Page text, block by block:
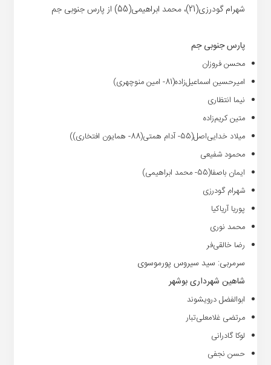
شهرام گودرزی(21)،
محمد ابراهیمی(55) از پارس جنوبی جم
پارس جنوبی جم
محسن فروزان
امیرحسین اسماعیل‌زاده(81- امین منوچهری)
نیما انتظاری
متین کریم‌زاده
میلاد خدایی‌اصل(55- آدام همتی(88- همایون افتخاری))
محمود شفیعی
ایمان باصفا(55- محمد ابراهیمی)
شهرام گودرزی
پوریا آریاکیا
محمد نوری
رضا خالقی‌فر
سرمربی: سید سیروس پورموسوی
شاهین شهرداری بوشهر
ابوالفضل درویشوند
مرتضی غلامعلی‌تبار
لوکا گادرانی
حسن نجفی